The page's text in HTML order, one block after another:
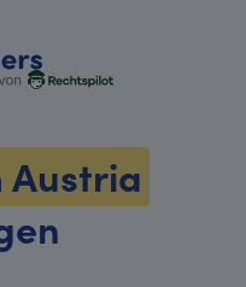
Austria